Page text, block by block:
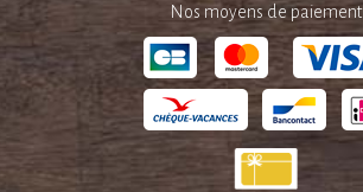
Nos moyens de paiement